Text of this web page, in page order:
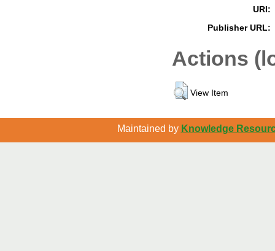
URI:
Publisher URL:
Actions
View Item
Maintained by Knowledge